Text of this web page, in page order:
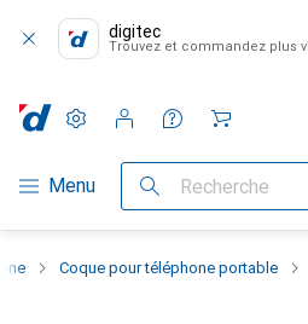
digitec
Trouvez et commandez plus
Navigation par catégorie
Menu Recherche
Paramètres
Compte client
Listes de comparaison
Listes d'envies
Panier
Coque pour téléphone portable